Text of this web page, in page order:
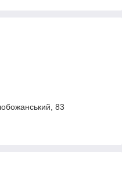
83